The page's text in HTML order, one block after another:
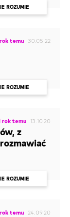
ROZUMIE
temu 30.05.22
ROZUMIE
rok temu 13.10.20
z
ROZUMIE
temu 24.09.20